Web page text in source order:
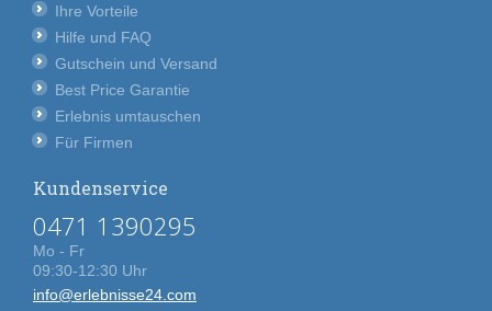
Ihre Vorteile
Hilfe und FAQ
Gutschein und Versand
Best Price Garantie
Erlebnis umtauschen
Für Firmen
Kundenservice
0471 1390295
Mo - Fr
09:30-12:30 Uhr
info@erlebnisse24.com